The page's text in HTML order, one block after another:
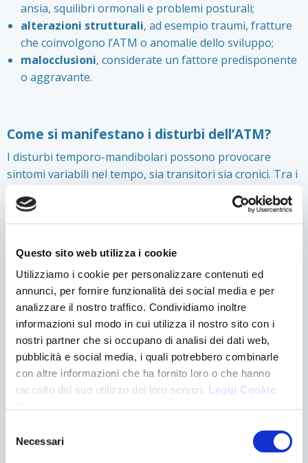
Questo sito web utilizza i cookie
Utilizziamo i cookie per personalizzare contenuti ed
annunci, per fornire funzionalità dei social media e per
analizzare il nostro traffico. Condividiamo inoltre
informazioni sul modo in cui utilizza il nostro sito con i
nostri partner che si occupano di analisi dei dati web,
pubblicità e social media, i quali potrebbero combinarle
con altre informazioni che ha fornito loro o che hanno
raccolto dal suo utilizzo dei loro servizi. Leggi Cookie
delNecessari
ansia, squilibri ormonali e problemi posturali;
alterazioni strutturali, ad esempio traumi, fratture
che coinvolgono l’ATM o anomalie dello sviluppo;
malocclusioni, considerate un fattore predisponente
o aggravante.
Come si manifestano i disturbi dell’ATM?
I disturbi temporo-mandibolari possono provocare
sintomi variabili nel tempo, sia transitori sia cronici. Tra i
dolorecervicaleo allespalle;
cefalearicorrente;
difficoltànellamasticazione, soprattutto con
alimenti duri;
limitazioneobloccodei movimenti mandibolari;
gonfiorelocalizzato al volto, al collo o alla spalla;
acufeni
riduzione dellacapacità uditiva
vertiginiedisturbi visivi.
individuare
, come usura dentale,
interferenze occlusali o eccessiva mobilità dei denti,